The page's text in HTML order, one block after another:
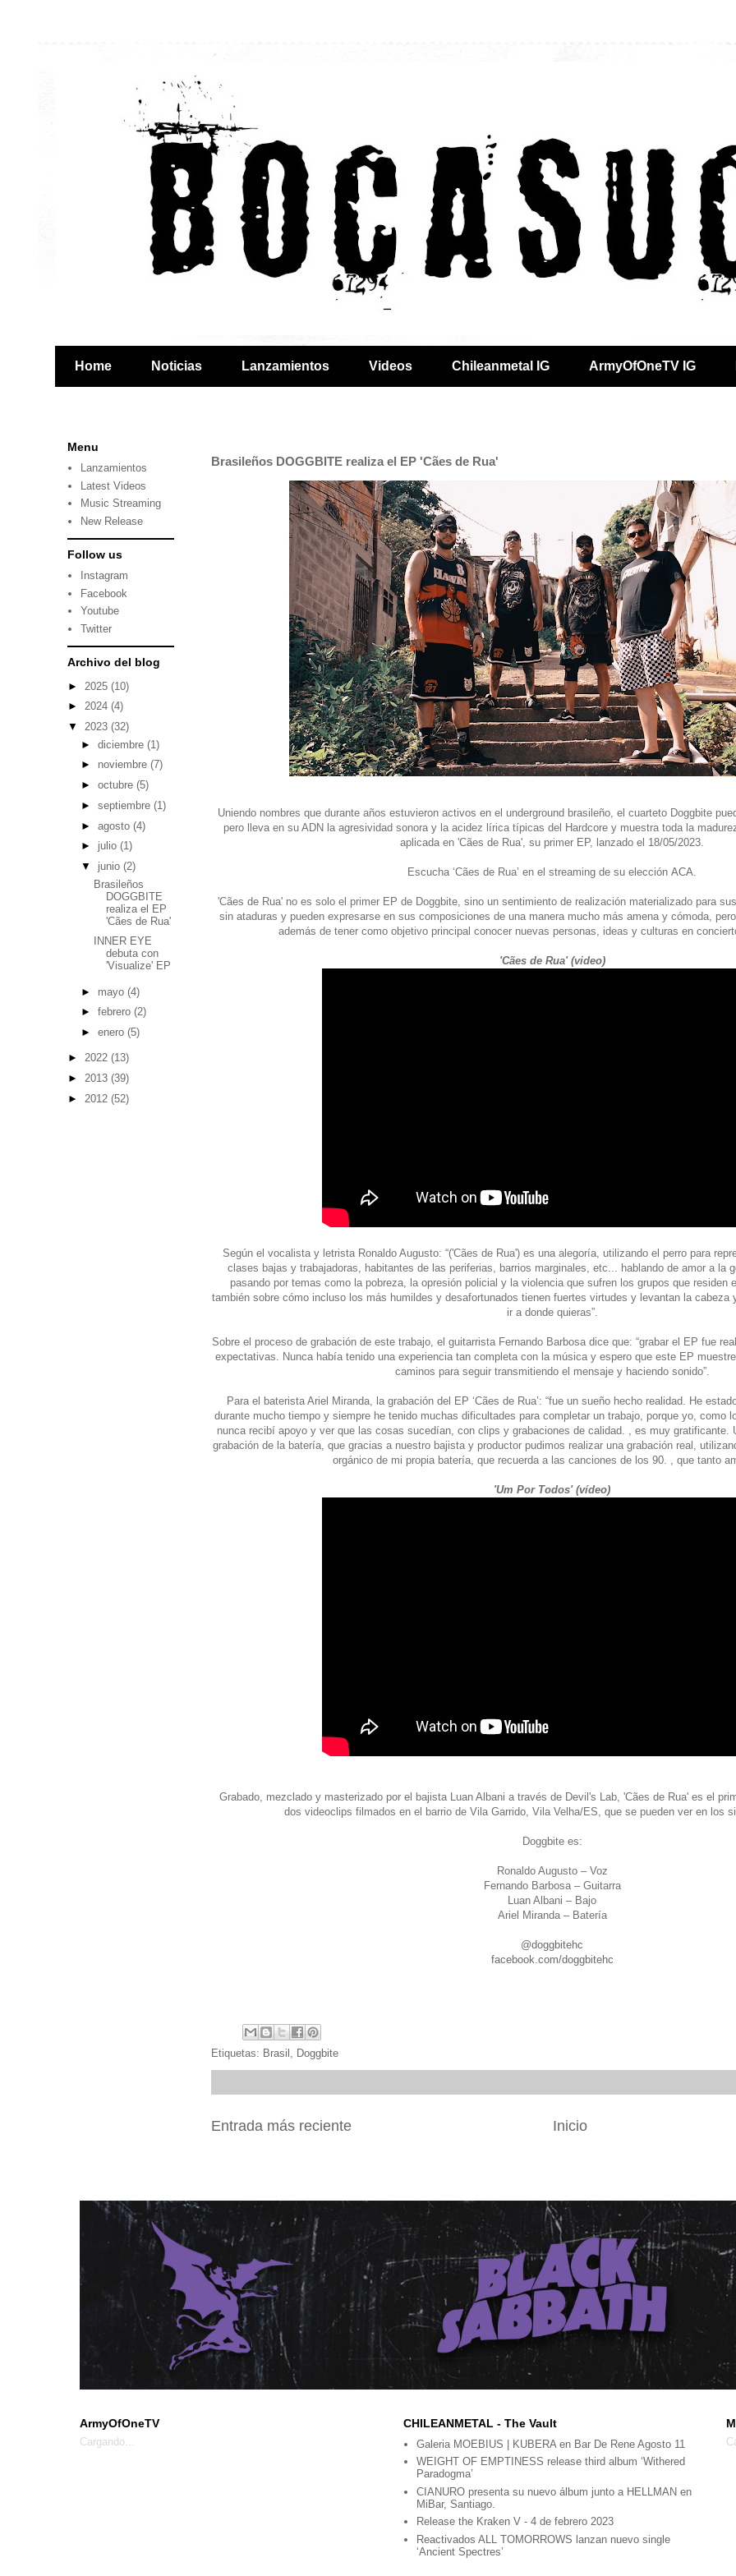
Home Noticias Lanzamientos Videos Chileanmetal IG ArmyOfOneTV IG
Brasileños DOGGBITE realiza el EP 'Cães de Rua'
Uniendo nombres que durante años estuvieron activos en el underground brasileño, el cuarteto Doggbite
pero lleva en su ADN la agresividad sonora y la acidez lírica típicas del Hardcore y muestra toda la
aplicada en 'Cães de Rua', su primer EP, lanzado el 18/05/2023.
Escucha ‘Cães de Rua’ en el streaming de su elección ACA.
'Cães de Rua' no es solo el primer EP de Doggbite, sino un sentimiento de realización materializado para
sin ataduras y pueden expresarse en sus composiciones de una manera mucho más amena y cómoda,
además de tener como objetivo principal conocer nuevas personas, ideas y culturas en
'Cães de Rua' (video)
Según el vocalista y letrista Ronaldo Augusto: “('Cães de Rua') es una alegoría, utilizando el perro para
clases bajas y trabajadoras, habitantes de las periferias, barrios marginales, etc... hablando de amor a la
pasando por temas como la pobreza, la opresión policial y la violencia que sufren los grupos que residen
también sobre cómo incluso los más humildes y desafortunados tienen fuertes virtudes y levantan la cabeza
ir a donde quieras”.
Sobre el proceso de grabación de este trabajo, el guitarrista Fernando Barbosa dice que: “grabar el EP fue
expectativas. Nunca había tenido una experiencia tan completa con la música y espero que este EP
caminos para seguir transmitiendo el mensaje y haciendo sonido”.
Para el baterista Ariel Miranda, la grabación del EP ‘Cães de Rua’: “fue un sueño hecho realidad. He
durante mucho tiempo y siempre he tenido muchas dificultades para completar un trabajo, porque yo, como
nunca recibí apoyo y ver que las cosas sucedían, con clips y grabaciones de calidad. , es muy gratificante.
grabación de la batería, que gracias a nuestro bajista y productor pudimos realizar una grabación real,
orgánico de mi propia batería, que recuerda a las canciones de los 90. , que tanto
'Um Por Todos' (vídeo)
Grabado, mezclado y masterizado por el bajista Luan Albani a través de Devil's Lab, 'Cães de Rua' es el
dos videoclips filmados en el barrio de Vila Garrido, Vila Velha/ES, que se pueden ver en los
Doggbite es:
Ronaldo Augusto – Voz
Fernando Barbosa – Guitarra
Luan Albani – Bajo
Ariel Miranda – Batería
@doggbitehc
facebook.com/doggbitehc
Etiquetas: Brasil Doggbite
Entrada más reciente Inicio
Menu
Lanzamientos
Latest Videos
Music Streaming
New Release
Follow us
Instagram
Facebook
Youtube
Twitter
Archivo del blog
► 2025 (10)
► 2024 (4)
▼ 2023 (32)
► diciembre (1)
► noviembre (7)
► octubre (5)
► septiembre (1)
► agosto (4)
► julio (1)
▼ junio (2)
Brasileños
DOGGBITE
realiza el EP
'Cães de Rua'
INNER EYE
debuta con
'Visualize' EP
► mayo (4)
► febrero (2)
► enero (5)
► 2022 (13)
► 2013 (39)
► 2012 (52)
ArmyOfOneTV
Cargando...
CHILEANMETAL - The Vault
Galeria MOEBIUS | KUBERA en Bar De Rene Agosto 11
WEIGHT OF EMPTINESS release third album ‘Withered
Paradogma’
CIANURO presenta su nuevo álbum junto a HELLMAN en
MiBar, Santiago.
Release the Kraken V - 4 de febrero 2023
Reactivados ALL TOMORROWS lanzan nuevo single
‘Ancient Spectres’